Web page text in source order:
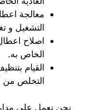
معالجة
التشغيل و
اصلاح
الخاص به.
القيام
التخلص من
نحن نعمل على